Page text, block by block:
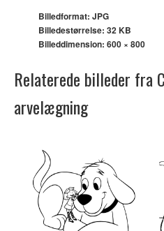
Billedformat: JPG
Billedestørrelse: 32 KB
Billeddimension: 600 × 800
Relaterede billeder fra
arvelægning